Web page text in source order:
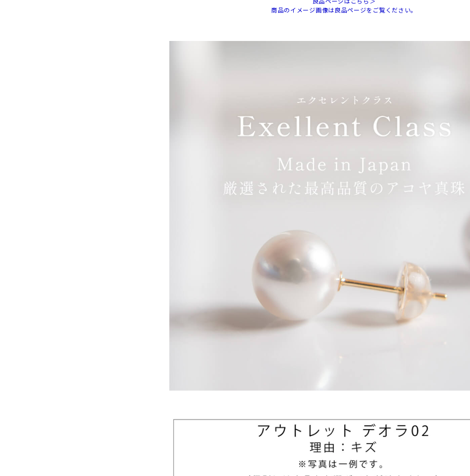
商品のイメージ画像は良品ページをご覧ください。